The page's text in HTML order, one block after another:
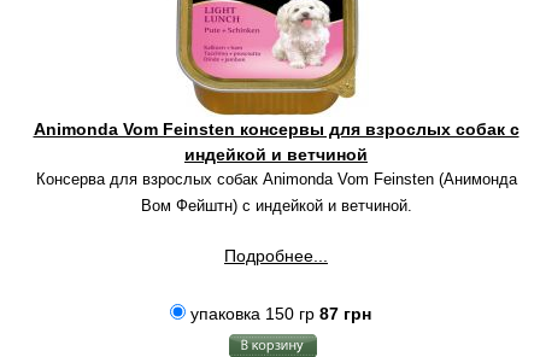
Animonda Vom Feinsten консервы для взрослых собак с
индейкой и ветчиной
Консерва для взрослых собак Animonda Vom Feinsten (Анимонда
Вом Фейштн) с индейкой и ветчиной.
Подробнее...
упаковка 150 гр 87 грн